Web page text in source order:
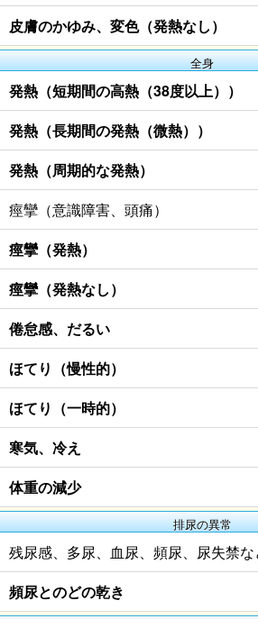
皮膚のかゆみ、変色（発熱なし）
全身
発熱（短期間の高熱（38度以上））
発熱（長期間の発熱（微熱））
発熱（周期的な発熱）
痙攣（意識障害、頭痛）
痙攣（発熱）
痙攣（発熱なし）
倦怠感、だるい
ほてり（慢性的）
ほてり（一時的）
寒気、冷え
体重の減少
排尿の異常
残尿感、多尿、血尿、頻尿、尿失禁な
頻尿とのどの乾き